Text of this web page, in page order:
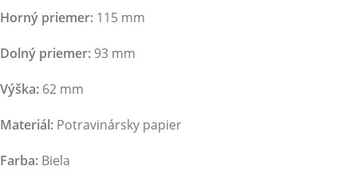
Horný priemer: 115 mm
Dolný priemer: 93 mm
Výška: 62 mm
Materiál: Potravinársky papier
Farba: Biela